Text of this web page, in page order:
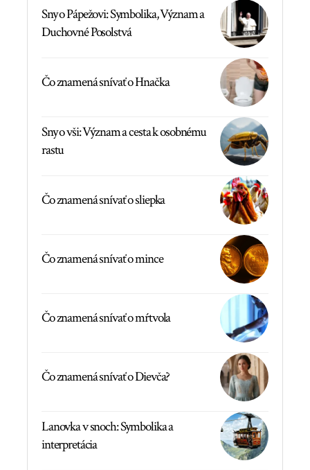
Sny o Pápežovi: Symbolika, Význam a
Duchovné Posolstvá
Čo znamená snívať o Hnačka
Sny o vši: Význam a cesta k osobnému
rastu
Čo znamená snívať o sliepka
Čo znamená snívať o mince
Čo znamená snívať o mŕtvola
Čo znamená snívať o Dievča?
Lanovka v snoch: Symbolika a
interpretácia